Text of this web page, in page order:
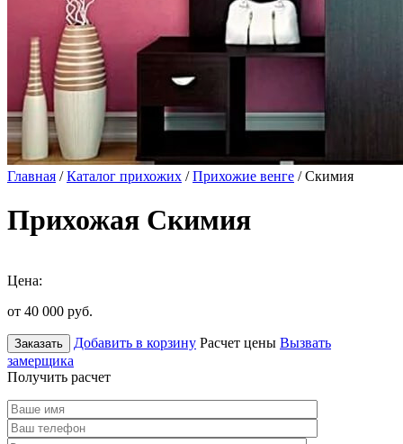
Главная /Каталог прихожих /Прихожие венге / Скимия
Прихожая Скимия
Цена:
от 40 000 руб.
Заказать Добавить в корзину Расчет цены Вызвать
замерщика
Получить расчет